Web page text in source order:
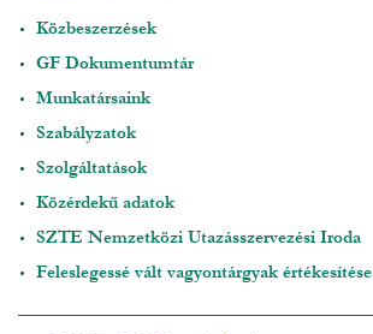
Közbeszerzések
GF Dokumentumtár
Munkatársaink
Szabályzatok
Szolgáltatások
Közérdekű adatok
SZTE Nemzetközi Utazásszervezési Iroda
Feleslegessé vált vagyontárgyak értékesítése